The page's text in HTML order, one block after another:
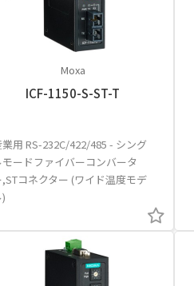
Moxa
ICF-1150-S-ST-T
用 RS-232C/422/485 - シング
ードファイバーコンバータ
コネクター (ワイド温度モデ